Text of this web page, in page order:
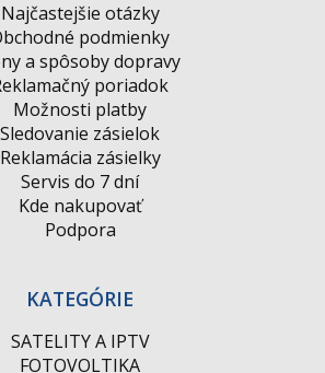
Najčastejšie otázky
podmienky
a spôsoby dopravy
poriadok
Možnosti platby
Sledovanie zásielok
Reklamácia zásielky
Servis do 7 dní
Kde nakupovať
Podpora
KATEGÓRIE
SATELITY A IPTV
FOTOVOLTIKA